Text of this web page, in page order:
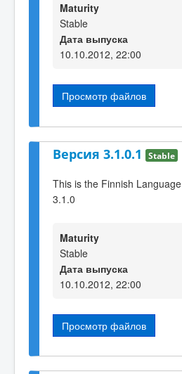
Maturity
Stable
Дата выпуска
10.10.2012, 22:00
Просмотр файлов
Версия 3.1.0.1 Stable
This is the Finnish
3.1.0
Maturity
Stable
Дата выпуска
10.10.2012, 22:00
Просмотр файлов